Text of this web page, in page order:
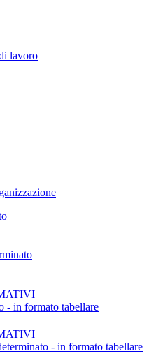
lavoro
- in formato tabellare
- in formato tabellare